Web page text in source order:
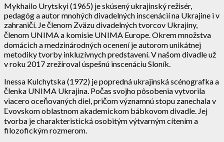
Mykhailo Urytskyi (1965) je skúsený ukrajinský režisér,
pedagóg a autor mnohých divadelných inscenácií na Ukrajine i v
zahraničí. Je členom Zväzu divadelných tvorcov Ukrajiny,
členom UNIMA a komisie UNIMA Europe. Okrem množstva
domácich a medzinárodných ocenení je autorom unikátnej
metodiky tvorby inkluzívnych predstavení. V našom divadle už
v roku 2017 zrežíroval úspešnú inscenáciu Sloník.
Inessa Kulchytska (1972) je popredná ukrajinská scénografka a
členka UNIMA Ukrajina. Počas svojho pôsobenia vytvorila
viacero oceňovaných diel, pričom významnú stopu zanechala v
Ľvovskom oblastnom akademickom bábkovom divadle. Jej
tvorba je charakteristická osobitým výtvarným cítením a
filozofickým rozmerom.